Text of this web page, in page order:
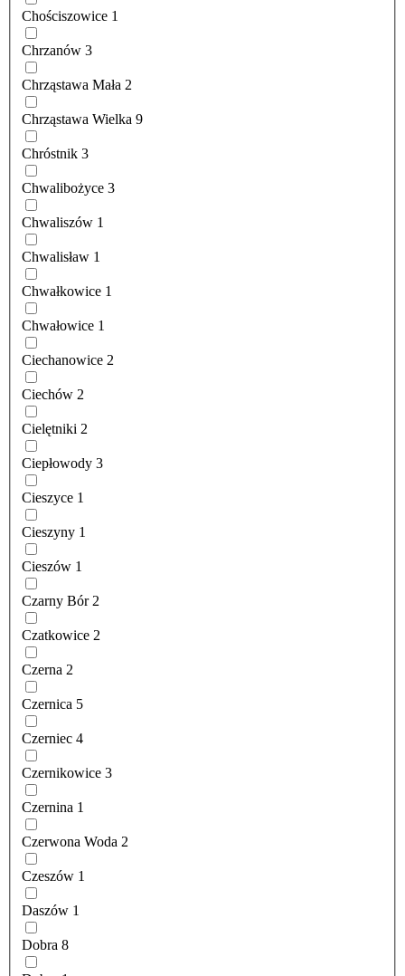
Chościszowice 1
Chrzanów 3
Chrząstawa Mała 2
Chrząstawa Wielka 9
Chróstnik 3
Chwalibożyce 3
Chwaliszów 1
Chwalisław 1
Chwałkowice 1
Chwałowice 1
Ciechanowice 2
Ciechów 2
Cielętniki 2
Ciepłowody 3
Cieszyce 1
Cieszyny 1
Cieszów 1
Czarny Bór 2
Czatkowice 2
Czerna 2
Czernica 5
Czerniec 4
Czernikowice 3
Czernina 1
Czerwona Woda 2
Czeszów 1
Daszów 1
Dobra 8